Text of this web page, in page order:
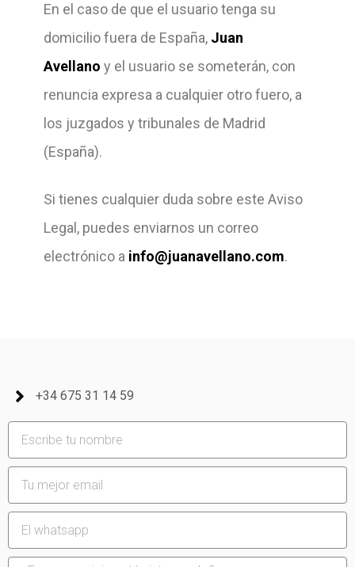
En el caso de que el usuario tenga su
domicilio fuera de España, Juan
Avellano y el usuario se someterán, con
renuncia expresa a cualquier otro fuero, a
los juzgados y tribunales de Madrid
(España).
Si tienes cualquier duda sobre este Aviso
Legal, puedes enviarnos un correo
electrónico a info@juanavellano.com.
+34 675 31 14 59